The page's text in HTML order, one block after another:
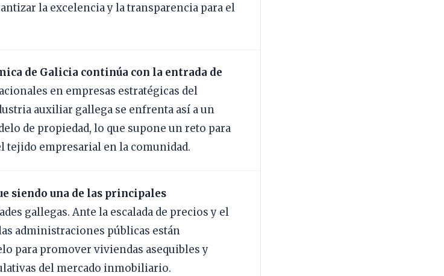
la excelencia y la transparencia para el
de Galicia continúa con la entrada de
en empresas estratégicas del
auxiliar gallega se enfrenta así a un
de propiedad, lo que supone un reto para
tejido empresarial en la comunidad.
siendo una de las principales
gallegas. Ante la escalada de precios y el
administraciones públicas están
para promover viviendas asequibles y
del mercado inmobiliario.